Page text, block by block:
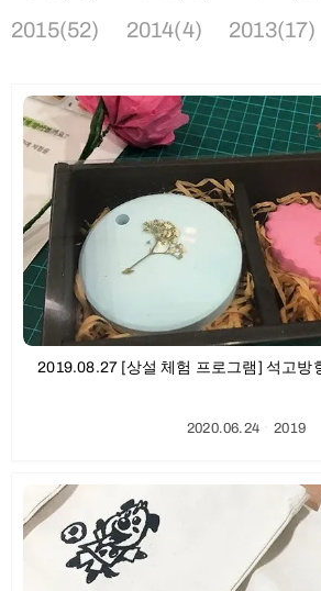
2015(52)
2014(4) 2013(17)
2019.08.27 [상설 체험 프로그램] 석고방
2020.06.24ㆍ2019